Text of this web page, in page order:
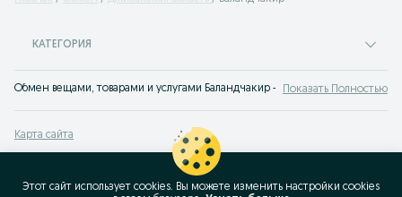
КАТЕГОРИЯ
Обмен вещами, товарами и услугами Баландчакир - сайт бесплатных
Показать Полностью
Карта сайта
Карта бизнес-страницы
Этот сайт использует cookies. Вы можете изменить настройки cookies